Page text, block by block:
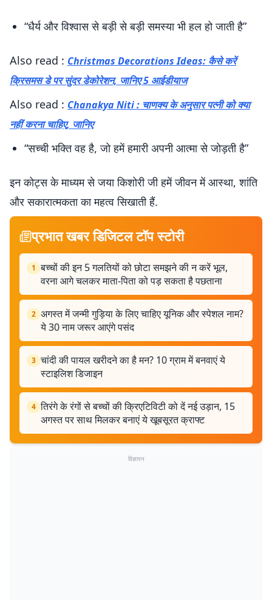
“धैर्य और विश्वास से बड़ी से बड़ी समस्या भी हल हो जाती है”
Also read : Christmas Decorations Ideas: कैसे करें
क्रिसमस डे पर सुंदर डेकोरेशन, जानिए 5 आईडीयाज
Also read : Chanakya Niti : चाणक्य के अनुसार पत्नी को क्या
नहीं करना चाहिए, जानिए
“सच्ची भक्ति वह है, जो हमें हमारी अपनी आत्मा से जोड़ती है”
इन कोट्स के माध्यम से जया किशोरी जी हमें जीवन में आस्था, शांति
और सकारात्मकता का महत्व सिखाती हैं.
प्रभात खबर डिजिटल टॉप स्टोरी
1 बच्चों की इन 5 गलतियों को छोटा समझने की न करें भूल,
वरना आगे चलकर माता-पिता को पड़ सकता है पछताना
2 अगस्त में जन्मी गुड़िया के लिए चाहिए यूनिक और स्पेशल नाम?
ये 30 नाम जरूर आएंगे पसंद
3 चांदी की पायल खरीदने का है मन? 10 ग्राम में बनवाएं ये
स्टाइलिश डिजाइन
4 तिरंगे के रंगों से बच्चों की क्रिएटिविटी को दें नई उड़ान, 15
अगस्त पर साथ मिलकर बनाएं ये खूबसूरत क्राफ्ट
विज्ञापन